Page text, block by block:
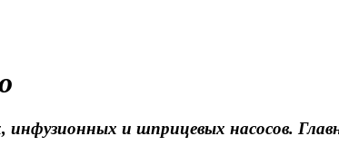
и шприцевых насосов.